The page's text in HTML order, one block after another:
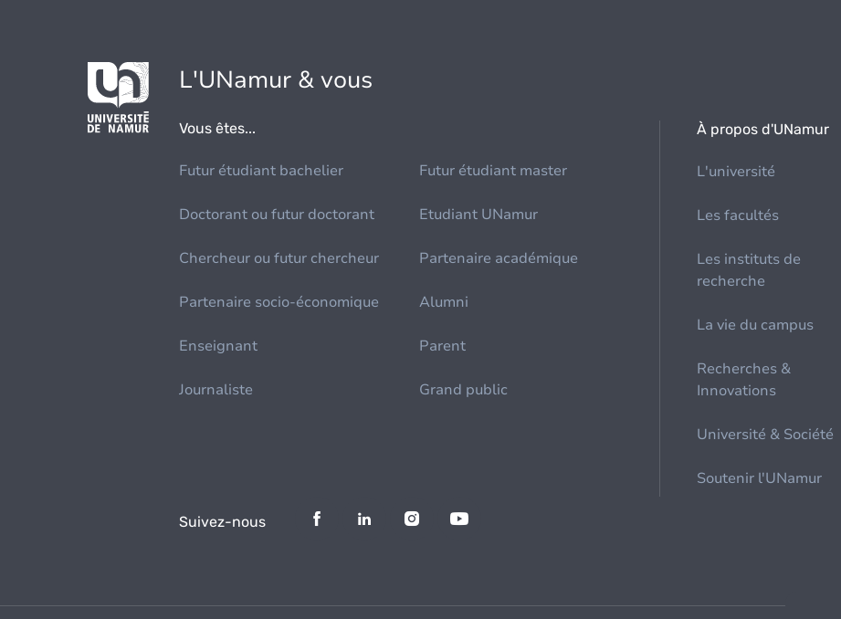
L'UNamur & vous
Vous êtes...
Futur étudiant bachelier Futur étudiant master
Doctorant ou futur doctorant Etudiant UNamur
Chercheur ou futur chercheur Partenaire académique
Partenaire socio-économique Alumni
Enseignant Parent
Journaliste Grand public
À propos d'UNamur
L'université
Les facultés
Les instituts de
recherche
La vie du campus
Recherches &
Innovations
Université & Société
Soutenir l'UNamur
Suivez-nous